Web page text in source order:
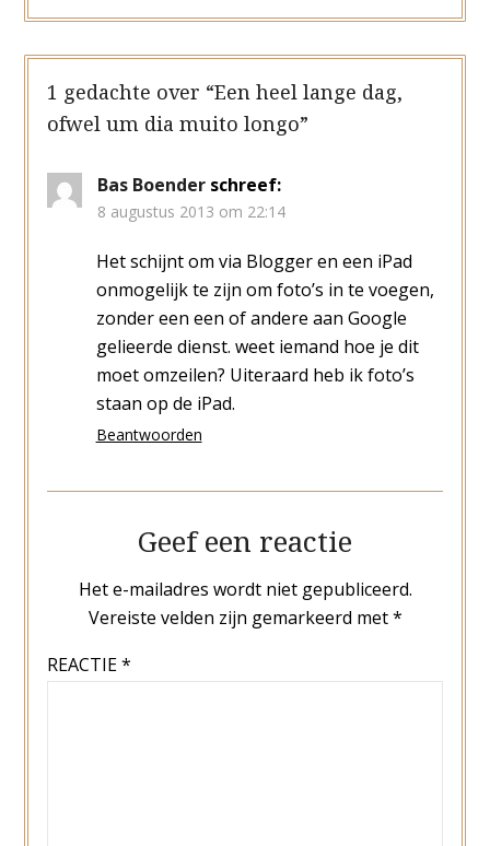
1 gedachte over “Een heel lange dag,
ofwel um dia muito longo”
Bas Boender schreef:
8 augustus 2013 om 22:14
Het schijnt om via Blogger en een iPad
onmogelijk te zijn om foto’s in te voegen,
zonder een een of andere aan Google
gelieerde dienst. weet iemand hoe je dit
moet omzeilen? Uiteraard heb ik foto’s
staan op de iPad.
Beantwoorden
Geef een reactie
Het e-mailadres wordt niet gepubliceerd.
Vereiste velden zijn gemarkeerd met*
REACTIE*